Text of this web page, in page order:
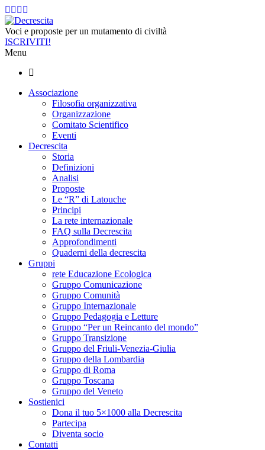
Voci e proposte per un mutamento di civiltà
ISCRIVITI!
Menu
Associazione
Filosofia organizzativa
Organizzazione
Comitato Scientifico
Eventi
Decrescita
Storia
Definizioni
Analisi
Proposte
Le “R” di Latouche
Principi
La rete internazionale
FAQ sulla Decrescita
Approfondimenti
Quaderni della decrescita
Gruppi
rete Educazione Ecologica
Gruppo Comunicazione
Gruppo Comunità
Gruppo Internazionale
Gruppo Pedagogia e Letture
Gruppo “Per un Reincanto del mondo”
Gruppo Transizione
Gruppo del Friuli-Venezia-Giulia
Gruppo della Lombardia
Gruppo di Roma
Gruppo Toscana
Gruppo del Veneto
Sostienici
Dona il tuo 5×1000 alla Decrescita
Partecipa
Diventa socio
Contatti